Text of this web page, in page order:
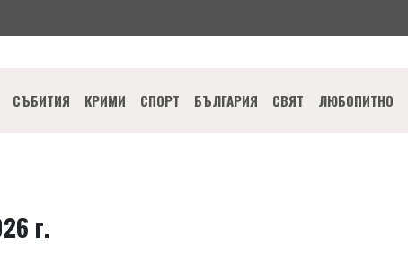
СЪБИТИЯ КРИМИ СПОРТ БЪЛГАРИЯ СВЯТ ЛЮБОПИТНО
г.